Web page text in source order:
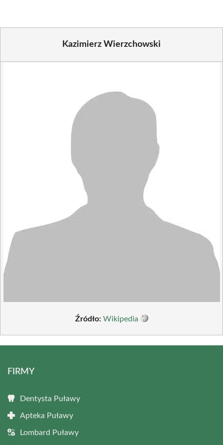
Kazimierz Wierzchowski
Źródło: Wikipedia
FIRMY
Dentysta Puławy
Apteka Puławy
Lombard Puławy